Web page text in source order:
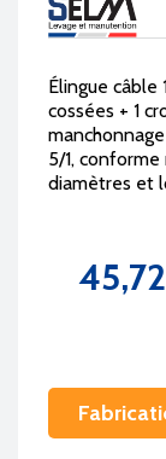
Élingue câble
cossées + 1
5/1, conforme
diamètres et